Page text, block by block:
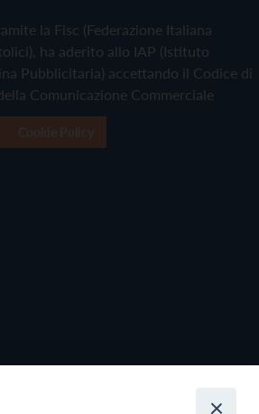
la Fisc (Federazione Italiana
ha aderito allo IAP (Istituto
Pubblicitaria) accettando il Codice di
Comunicazione Commerciale